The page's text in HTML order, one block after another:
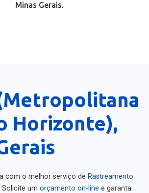
Minas Gerais.
Horizonte),
com o melhor serviço de Rastreamento
Solicite um orçamento on-line e garanta